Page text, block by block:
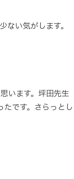
い気がします。
います。坪田先生
です。さらっとし